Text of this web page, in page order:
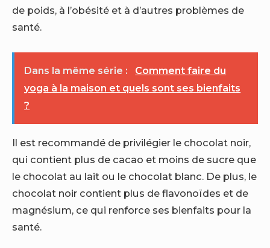
de poids, à l’obésité et à d’autres problèmes de
santé.
Dans la même série :
Comment faire du
yoga à la maison et quels sont ses bienfaits
?
Il est recommandé de privilégier le chocolat noir,
qui contient plus de cacao et moins de sucre que
le chocolat au lait ou le chocolat blanc. De plus, le
chocolat noir contient plus de flavonoïdes et de
magnésium, ce qui renforce ses bienfaits pour la
santé.